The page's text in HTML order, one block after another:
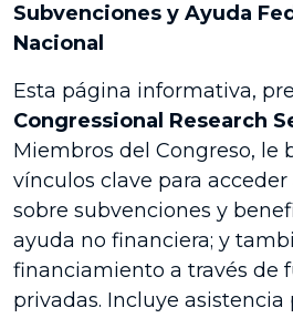
Subvenciones y Ayuda
Nacional
Esta página informativa,
Congressional Research
Miembros del Congreso, le
vínculos clave para
sobre subvenciones y
ayuda no financiera; y
financiamiento a través de
privadas. Incluye asistencia